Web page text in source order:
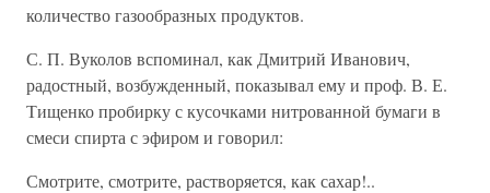
количество газообразных продуктов.
С. П. Вуколов вспоминал, как Дмитрий Иванович,
радостный, возбужденный, показывал ему и проф. В. Е.
Тищенко пробирку с кусочками нитрованной бумаги в
смеси спирта с эфиром и говорил:
Смотрите, смотрите, растворяется, как сахар!..